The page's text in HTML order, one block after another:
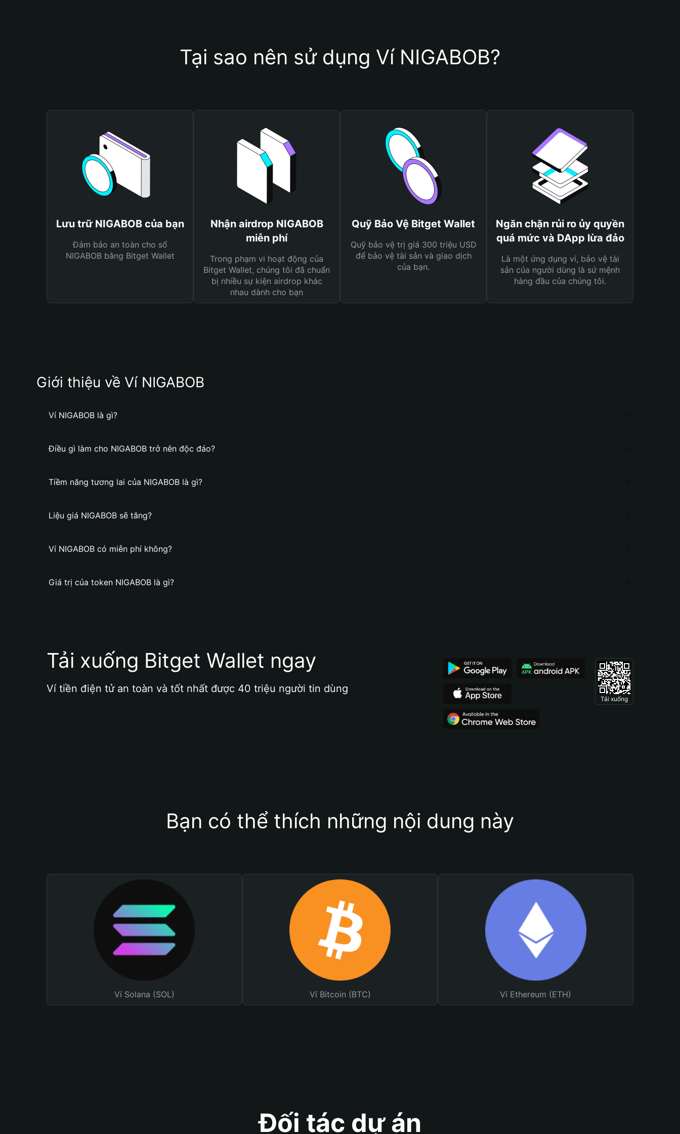
Tại sao nên sử dụng Ví NIGABOB?
Lưu trữ NIGABOB của bạn
Đảm bảo an toàn cho số
NIGABOB bằng Bitget Wallet
Nhận airdrop NIGABOB
miễn phí
Trong phạm vi hoạt động của
Bitget Wallet, chúng tôi đã chuẩn
bị nhiều sự kiện airdrop khác
nhau dành cho bạn
Quỹ Bảo Vệ Bitget Wallet
Quỹ bảo vệ trị giá 300 triệu USD
để bảo vệ tài sản và giao dịch
của bạn.
Ngăn chặn rủi ro ủy quyền
quá mức và DApp lừa đảo
Là một ứng dụng ví, bảo vệ tài
sản của người dùng là sứ mệnh
hàng đầu của chúng tôi.
Giới thiệu về Ví NIGABOB
Ví NIGABOB là gì?
Điều gì làm cho NIGABOB trở nên độc đáo?
Tiềm năng tương lai của NIGABOB là gì?
Liệu giá NIGABOB sẽ tăng?
Ví NIGABOB có miễn phí không?
Giá trị của token NIGABOB là gì?
Tải xuống Bitget Wallet ngay
Ví tiền điện tử an toàn và tốt nhất được 40 triệu người tin dùng
Tải xuống
Bạn có thể thích những nội dung này
Ví Solana (SOL) Ví Bitcoin (BTC) Ví Ethereum (ETH)
Đối tác dự án